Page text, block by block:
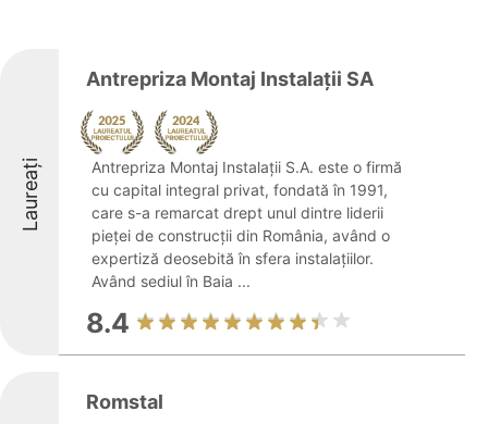
Laureați
Antrepriza Montaj Instalații SA
Antrepriza Montaj Instalații S.A. este o firmă
cu capital integral privat, fondată în 1991,
care s-a remarcat drept unul dintre liderii
pieței de construcții din România, având o
expertiză deosebită în sfera instalațiilor.
Având sediul în Baia ...
8.4
Romstal